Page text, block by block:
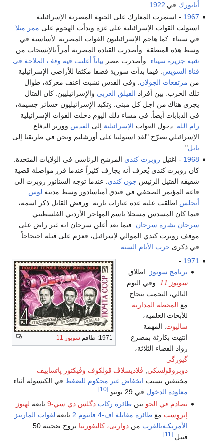
أتاتورك في 1922
.
1967 - استمرت المعارك على الجبهة المصرية الإسرائيلية.
استولت القوات الإسرائيلية على غزة وبدأت الهجوم على ممر متلا
في سيناء. كما هاجم الإسرائيليون القوات المصرية الأساسية في
وسط هذه المنطقة. وأصدرت القيادة المصرية أمراً بالإنسحاب من
شبه جزيرة سيناء . وأصدرت مصر بياناً أعلنت فيه وقف الملاحة في
قناة السويس . فيما بدأت سورية قصفا مكثفا للأراضي الإسرائيلية
من مرتفعات الجولان . وفي القدس نشبت اعنف معركة، طوال
تلك الحرب، بين أفراد الفيلق العربي والإسرائيليين. كان القتال
يجري هناك من اجل كل مبنى. وتكبد الإسرائيليون خسائر جسيمة،
في الدبابات أيضاً. في مساء ذلك اليوم دخلت القوات الإسرائيلية
رام الله . دخول القوات الإسرائيلية إلى القدس ووزير الدفاع
الإسرائيلي يصرّح "لقد استولينا على أورشليم ونحن في طريقنا إلى
بابل".
1968 - اغتيل روبرت كندي المرشح الرئاسي في الولايات المتحدة.
كان روبرت كندي يُعرف أنه يجازف كثيراً عندما قرر مواصلة قضية
شقيقه القتيل الرئيس جون كندي. عندما توجه السناتور روبرت الى
قاعة المؤتمر الصحفي في فندق أمباسادور وسط مدينة لوس
أنجلس اطلقت عليه عدة عيارات نارية. ورفض القاتل ذكر اسمه،
فيما كان المسدس مسجلا باسم المهاجر الأردني الفلسطيني
سرحان بشارة سرحان. فيما بعد أعلن سرحان انه غير راض على
موقف روبرت كندي الموالي لإسرائيل، فعزم على قتله احتجاجاً
في ذكرى حرب الأيام الستة.
1971: طاقم سويوز 11 .
1971
-
برنامج سويوز : اطلاق
سويوز 11
. وفي اليوم
التالي، التحمت بنجاح
مع المحطة المدارية
للأبحاث العلمية،
ساليوت. المهمة
انتهت بكارثة بمصرع
رواد الفضاء الثلاثة،
گيورگي
دوبروڤولسكي, ڤلاديسلاڤ ڤولكوف وڤيكتور پاتساييف
مختنقين بسبب انخفاض غير محكوم للضغط في الكبسولة أثناء
معاودة الدخول في 29 يونيو. [10]
تصادم في الجو بين طائرة ركاب دگلس دي سي-9 تابعة لهيوز
إيروِست مع طائرة مقاتلة اف-4 فانتوم 2 تابعة لقوات المارينز
الأمريكيةبالقرب من دوارتى، كاليفورنيا
يروح ضحيته 50
قتيل. [11]